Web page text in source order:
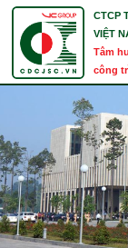
CTCP
VIỆT
Tâm
công